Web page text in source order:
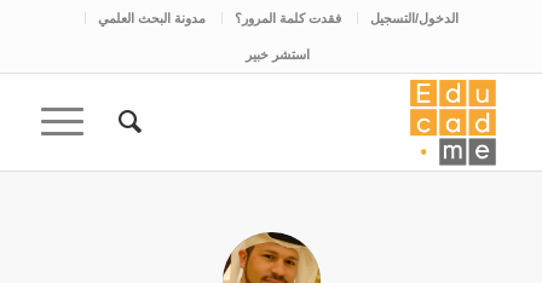
الدخول/التسجيل فقدت كلمة المرور؟ مدونة البحث العلمي
استشر خبير